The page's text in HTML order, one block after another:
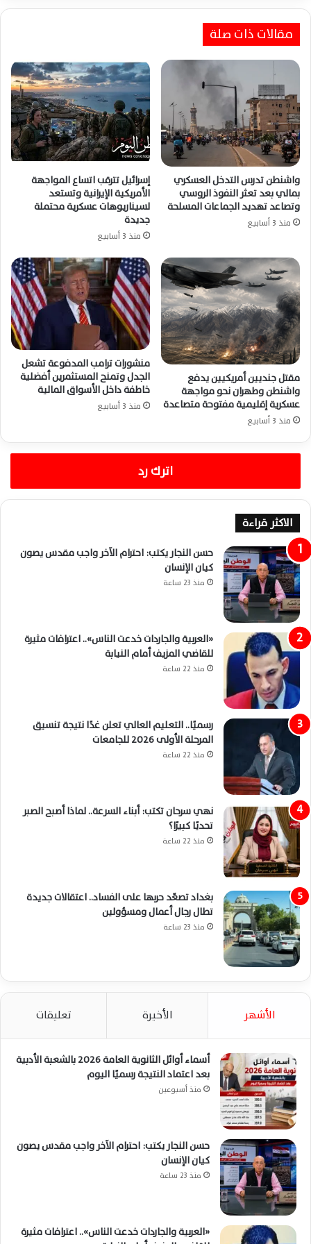
روبيو يرفع سقف الضغوط على إيران ويؤكد: تغيير
السلوك أصبح ضرورة أمريكية
مقالات ذات صلة
واشنطن تدرس التدخل العسكري
بمالي بعد تعثر النفوذ الروسي
وتصاعد تهديد الجماعات المسلحة
منذ 3 أسابيع
إسرائيل تترقب اتساع المواجهة
الأمريكية الإيرانية وتستعد
لسيناريوهات عسكرية محتملة
جديدة
منذ 3 أسابيع
مقتل جنديين أمريكيين يدفع
واشنطن وطهران نحو مواجهة
عسكرية إقليمية مفتوحة متصاعدة
منذ 3 أسابيع
منشورات ترامب المدفوعة تشعل
الجدل وتمنح المستثمرين أفضلية
خاطفة داخل الأسواق المالية
منذ 3 أسابيع
اترك رد
الاكثر قراءة
حسن النجار يكتب: احترام الآخر واجب مقدس يصون
كيان الإنسان
منذ 23 ساعة
«العربية والجاردات خدعت الناس».. اعترافات مثيرة
للقاضي المزيف أمام النيابة
منذ 22 ساعة
رسميًا.. التعليم العالي تعلن غدًا نتيجة تنسيق
المرحلة الأولى 2026 للجامعات
منذ 22 ساعة
نهي سرحان تكتب: أبناء السرعة.. لماذا أصبح الصبر
تحديًا كبيرًا؟
منذ 22 ساعة
بغداد تصعّد حربها على الفساد.. اعتقالات جديدة
تطال رجال أعمال ومسؤولين
منذ 23 ساعة
الأشهر الأخيرة تعليقات
أسماء أوائل الثانوية العامة 2026 بالشعبة الأدبية
بعد اعتماد النتيجة رسميًا اليوم
منذ أسبوعين
حسن النجار يكتب: احترام الآخر واجب مقدس يصون
كيان الإنسان
منذ 23 ساعة
«العربية والجاردات خدعت الناس».. اعترافات مثيرة